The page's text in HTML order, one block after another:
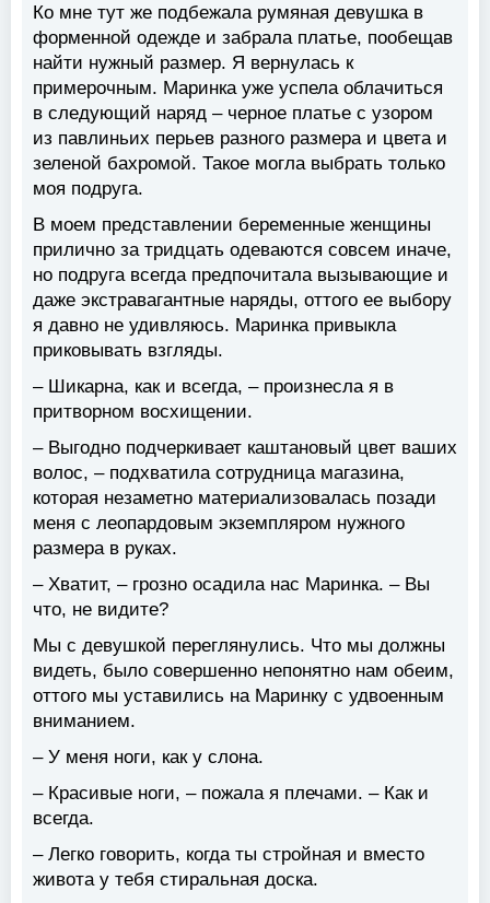
Ко мне тут же подбежала румяная девушка в
форменной одежде и забрала платье, пообещав
найти нужный размер. Я вернулась к
примерочным. Маринка уже успела облачиться
в следующий наряд – черное платье с узором
из павлиньих перьев разного размера и цвета и
зеленой бахромой. Такое могла выбрать только
моя подруга.
В моем представлении беременные женщины
прилично за тридцать одеваются совсем иначе,
но подруга всегда предпочитала вызывающие и
даже экстравагантные наряды, оттого ее выбору
я давно не удивляюсь. Маринка привыкла
приковывать взгляды.
– Шикарна, как и всегда, – произнесла я в
притворном восхищении.
– Выгодно подчеркивает каштановый цвет ваших
волос, – подхватила сотрудница магазина,
которая незаметно материализовалась позади
меня с леопардовым экземпляром нужного
размера в руках.
– Хватит, – грозно осадила нас Маринка. – Вы
что, не видите?
Мы с девушкой переглянулись. Что мы должны
видеть, было совершенно непонятно нам обеим,
оттого мы уставились на Маринку с удвоенным
вниманием.
– У меня ноги, как у слона.
– Красивые ноги, – пожала я плечами. – Как и
всегда.
– Легко говорить, когда ты стройная и вместо
живота у тебя стиральная доска.